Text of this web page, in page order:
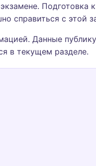
Подготовка
справиться с этой
Данные
в текущем разделе.